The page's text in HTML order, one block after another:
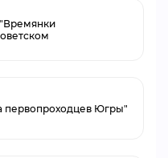
первопроходцев Югры"